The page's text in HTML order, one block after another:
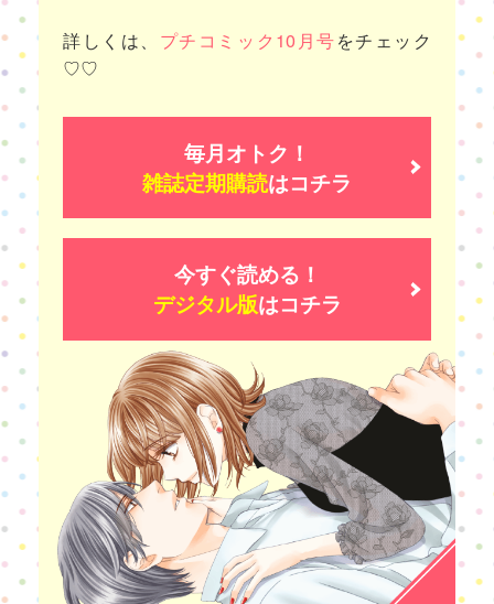
詳しくは、 プチコミック10月号をチェック
♡♡
毎月オトク！
雑誌定期購読はコチラ
今すぐ読める！
デジタル版はコチラ